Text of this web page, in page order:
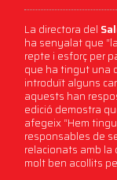
La directora del
ha senyalat que
repte i esforç per
que ha tingut una
introduït alguns
aquests han
edició demostra
afegeix “Hem
responsables de
relacionats amb
molt ben acollits